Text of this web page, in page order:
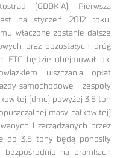
(GDDKiA). Pierwsza
na styczeń 2012 roku,
włączone zostanie dalsze
oraz pozostałych dróg
ETC będzie obejmował ok.
uiszczania opłat
samochodowe i zespoły
(dmc) powyżej 3,5 ton
masy całkowitej)
i zarządzanych przez
do 3,5 tony będą ponosiły
na bramkach